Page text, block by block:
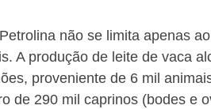
não se limita apenas
A produção de leite de vaca
proveniente de 6 mil
de 290 mil caprinos (bodes e